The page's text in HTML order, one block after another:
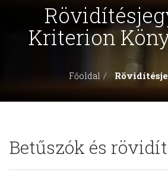
Kriterion
Főoldal
Betűszók és